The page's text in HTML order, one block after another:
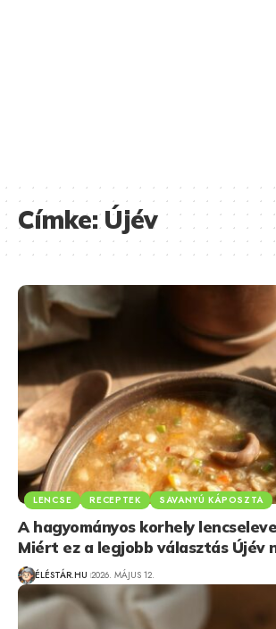
Címke:Újév
LENCSE RECEPTEK SAVANYÚ KÁPOSZTA
A hagyományos korhely
Miért ez a legjobb választás Újév
ÉLÉSTÁR.HU 2026. MÁJUS 12.